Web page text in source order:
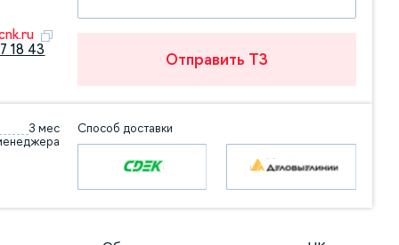
18 43
Отправить ТЗ
3 мес
Способ доставки